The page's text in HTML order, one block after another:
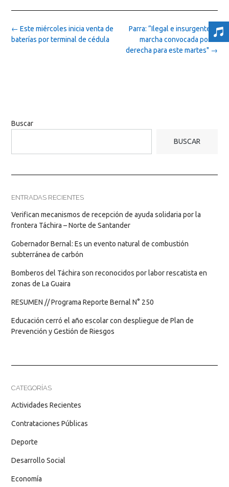
Post
navigation
Parra: “Ilegal e insurgente la
marcha convocada por la
derecha para este martes" →
← Este miércoles inicia venta de
baterías por terminal de cédula
Buscar
BUSCAR
ENTRADAS RECIENTES
Verifican mecanismos de recepción de ayuda solidaria por la
frontera Táchira – Norte de Santander
Gobernador Bernal: Es un evento natural de combustión
subterránea de carbón
Bomberos del Táchira son reconocidos por labor rescatista en
zonas de La Guaira
RESUMEN // Programa Reporte Bernal N° 250
Educación cerró el año escolar con despliegue de Plan de
Prevención y Gestión de Riesgos
CATEGORÍAS
Actividades Recientes
Contrataciones Públicas
Deporte
Desarrollo Social
Economía